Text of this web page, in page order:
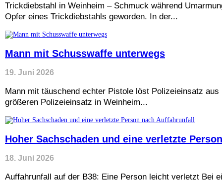
Trickdiebstahl in Weinheim – Schmuck während
Opfer eines Trickdiebstahls geworden. In der...
Mann mit Schusswaffe unterwegs
19. Juni 2026
Mann mit täuschend echter Pistole löst Polizeieinsatz
größeren Polizeieinsatz in Weinheim...
Hoher Sachschaden und eine verletzte
18. Juni 2026
Auffahrunfall auf der B38: Eine Person leicht verletzt Bei